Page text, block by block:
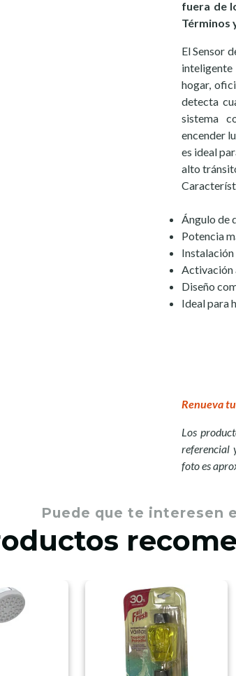
fuera de
Términos
El Sensor
hogar,
detecta
sistema
encender
es ideal
alto
Ángulo de
Potencia
Activación
Diseño
Ideal para
Renueva
Los
referencial
foto es
Puede que te interesen